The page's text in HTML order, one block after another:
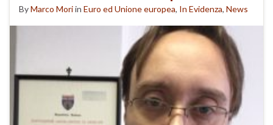
ByMarco Moriin Euro ed Unione europea, In Evidenza, News